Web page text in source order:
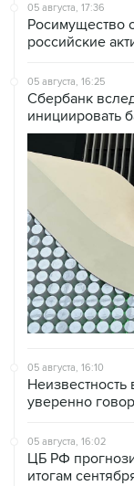
05 августа, 17:36
Росимущество
российские
05 августа, 16:25
Сбербанк
инициировать
05 августа, 16:10
уверенно
05 августа, 16:02
ЦБ РФ
итогам